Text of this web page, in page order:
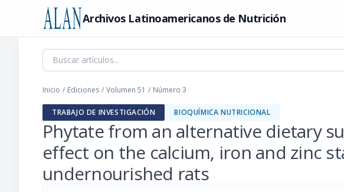
Archivos Latinoamericanos de Nutrición
Inicio / Ediciones / Volumen 51 / Número 3
TRABAJO DE INVESTIGACIÓN BIOQUÍMICA NUTRICIONAL
Phytate from an alternative dietary
effect on the calcium, iron and zinc
undernourished rats